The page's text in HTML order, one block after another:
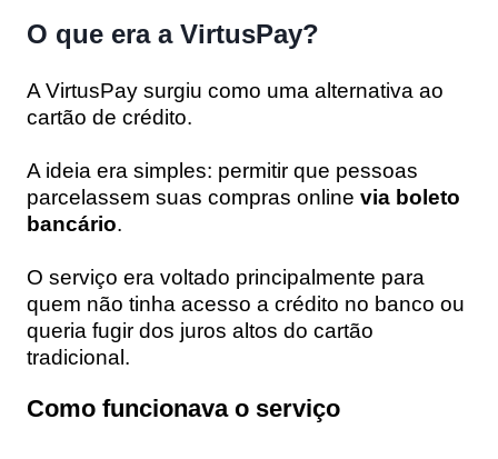
O que era a VirtusPay?
A VirtusPay surgiu como uma alternativa ao
cartão de crédito.
A ideia era simples: permitir que pessoas
parcelassem suas compras online via boleto
bancário.
O serviço era voltado principalmente para
quem não tinha acesso a crédito no banco ou
queria fugir dos juros altos do cartão
tradicional.
Como funcionava o serviço